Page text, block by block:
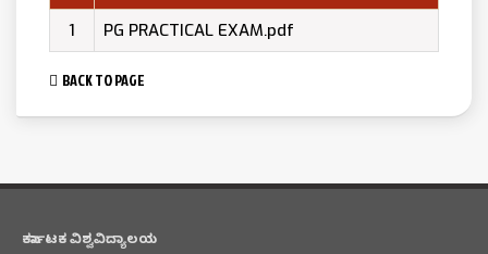
1 PG PRACTICAL EXAM.pdf
BACK TO PAGE
ಕರ್ನಾಟಕ ವಿಶ್ವವಿದ್ಯಾಲಯ